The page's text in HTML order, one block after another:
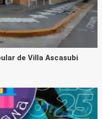
de Villa Ascasubi